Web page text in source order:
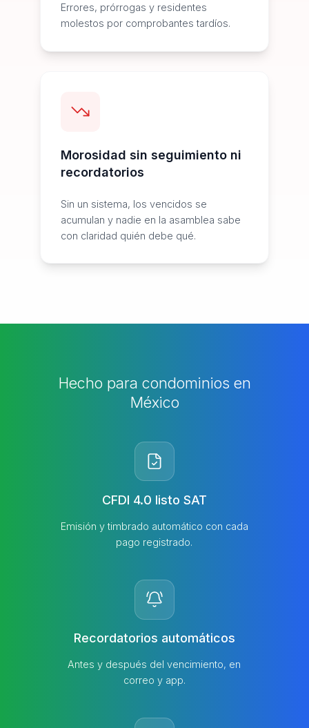
Errores, prórrogas y residentes
molestos por comprobantes tardíos.
Morosidad sin seguimiento ni
recordatorios
Sin un sistema, los vencidos se
acumulan y nadie en la asamblea sabe
con claridad quién debe qué.
Hecho para condominios en
México
CFDI 4.0 listo SAT
Emisión y timbrado automático con cada
pago registrado.
Recordatorios automáticos
Antes y después del vencimiento, en
correo y app.